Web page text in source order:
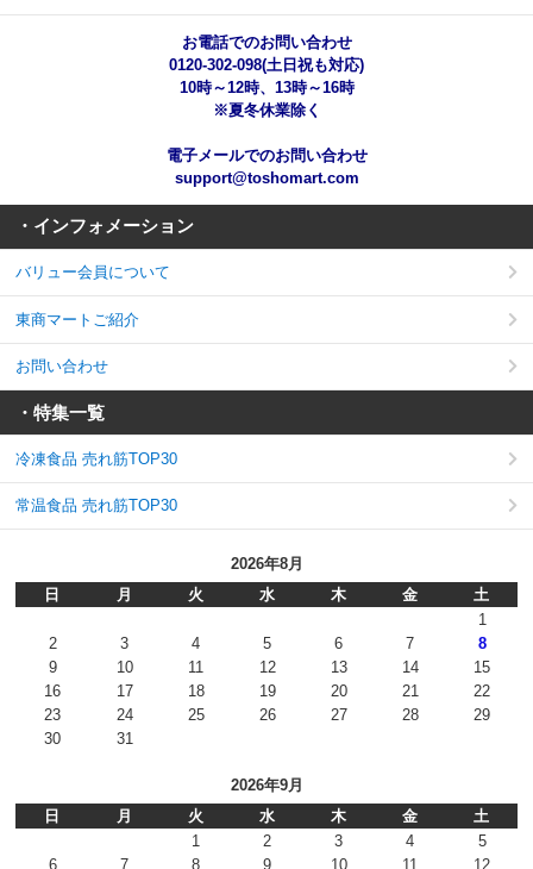
お電話でのお問い合わせ
0120-302-098(土日祝も対応)
10時～12時、13時～16時
※夏冬休業除く
電子メールでのお問い合わせ
support@toshomart.com
・インフォメーション
バリュー会員について
東商マートご紹介
お問い合わせ
・特集一覧
冷凍食品 売れ筋TOP30
常温食品 売れ筋TOP30
2026年8月
日
月 火 水 木 金
土
1
2
3 4 5 6 7
8
9
10 11 12 13 14
15
16
17 18 19 20 21
22
23
24 25 26 27 28
29
30
31
2026年9月
日
月 火 水 木 金
土
1
2 3 4
5
6
7 8 9 10 11 12